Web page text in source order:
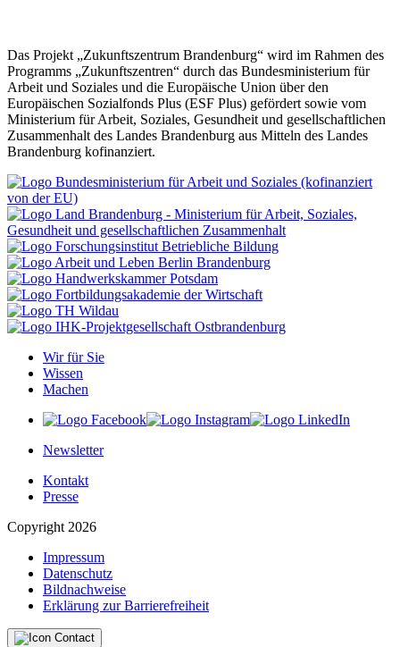
Das Projekt „Zukunftszentrum Brandenburg“ wird im Rahmen des
Programms „Zukunftszentren“ durch das Bundesministerium für
Arbeit und Soziales und die Europäische Union über den
Europäischen Sozialfonds Plus (ESF Plus) gefördert sowie vom
Ministerium für Arbeit, Soziales, Gesundheit und gesellschaftlichen
Zusammenhalt des Landes Brandenburg aus Mitteln des Landes
Brandenburg kofinanziert.
Wir für Sie
Wissen
Machen
Newsletter
Kontakt
Presse
Copyright 2026
Impressum
Datenschutz
Bildnachweise
Erklärung zur Barrierefreiheit